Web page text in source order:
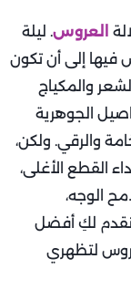
العروس. ليلة
فيها إلى أن تكون
والمكياج
الجوهرية
والرقي. ولكن،
القطع الأغلى،
الوجه،
نقدم لكِ أفضل
لتظهري